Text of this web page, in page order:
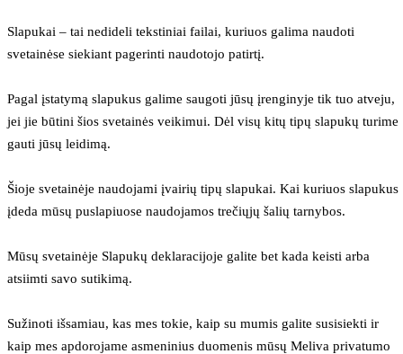
Slapukai – tai nedideli tekstiniai failai, kuriuos galima naudoti
svetainėse siekiant pagerinti naudotojo patirtį.
Pagal įstatymą slapukus galime saugoti jūsų įrenginyje tik tuo atveju,
jei jie būtini šios svetainės veikimui. Dėl visų kitų tipų slapukų turime
gauti jūsų leidimą.
Šioje svetainėje naudojami įvairių tipų slapukai. Kai kuriuos slapukus
įdeda mūsų puslapiuose naudojamos trečiųjų šalių tarnybos.
Mūsų svetainėje Slapukų deklaracijoje galite bet kada keisti arba
atsiimti savo sutikimą.
Sužinoti išsamiau, kas mes tokie, kaip su mumis galite susisiekti ir
kaip mes apdorojame asmeninius duomenis mūsų Meliva privatumo